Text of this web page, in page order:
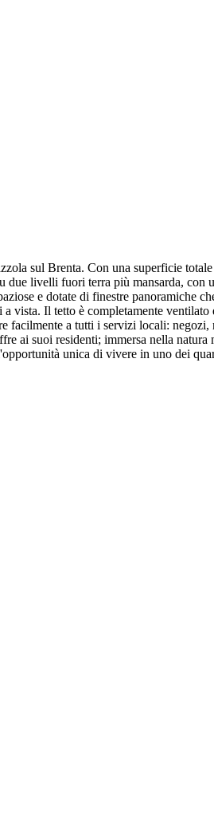
sul Brenta. Con una superficie
due livelli fuori terra più mansarda,
e dotate di finestre panoramiche
vista. Il tetto è completamente
facilmente a tutti i servizi locali:
ai suoi residenti; immersa nella
unica di vivere in uno dei